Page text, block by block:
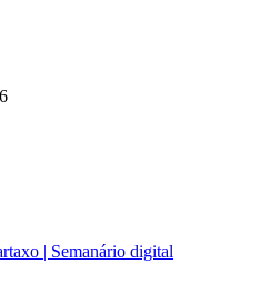
| Semanário digital